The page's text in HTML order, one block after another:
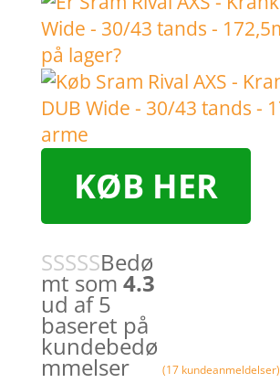
KØB HER
Bedø
mt som 4.3
ud af 5
baseret på
kundebedø
mmelser (17 kundeanmeldelser)